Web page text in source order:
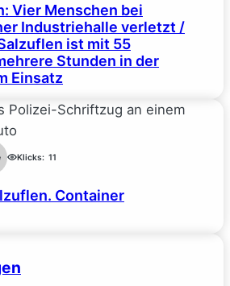
Vier Menschen bei
Industriehalle verletzt /
ist mit 55
Stunden in der
Einsatz
Klicks: 11
Container